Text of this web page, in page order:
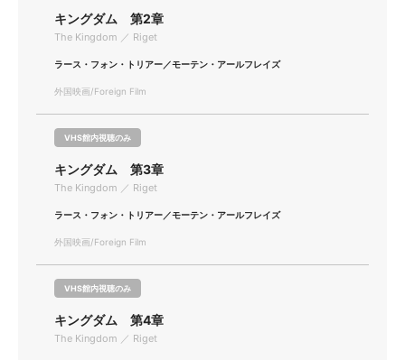
キングダム 第2章
The Kingdom ／ Riget
ラース・フォン・トリアー／モーテン・アールフレイズ
外国映画/Foreign Film
VHS館内視聴のみ
キングダム 第3章
The Kingdom ／ Riget
ラース・フォン・トリアー／モーテン・アールフレイズ
外国映画/Foreign Film
VHS館内視聴のみ
キングダム 第4章
The Kingdom ／ Riget